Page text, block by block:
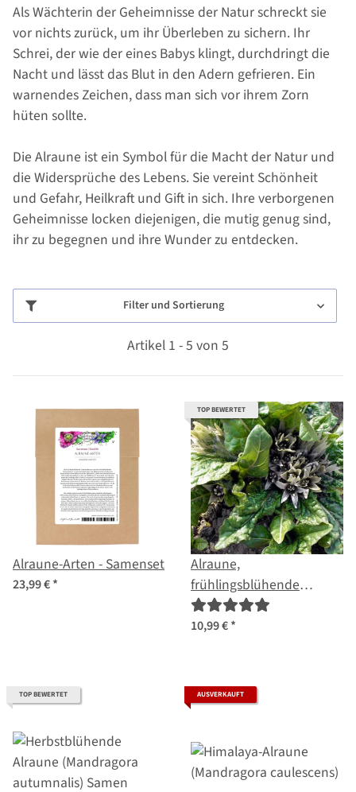
Als Wächterin der Geheimnisse der Natur schreckt sie
vor nichts zurück, um ihr Überleben zu sichern. Ihr
Schrei, der wie der eines Babys klingt, durchdringt die
Nacht und lässt das Blut in den Adern gefrieren. Ein
warnendes Zeichen, dass man sich vor ihrem Zorn
hüten sollte.
Die Alraune ist ein Symbol für die Macht der Natur und
die Widersprüche des Lebens. Sie vereint Schönheit
und Gefahr, Heilkraft und Gift in sich. Ihre verborgenen
Geheimnisse locken diejenigen, die mutig genug sind,
ihr zu begegnen und ihre Wunder zu entdecken.
Filter und Sortierung
Artikel 1 - 5 von 5
Alraune-Arten - Samenset
23,99 €*
TOP BEWERTET
Alraune,
frühlingsblühende
(Mandragora officinarum)
Samen
10,99 €*
TOP BEWERTET AUSVERKAUFT